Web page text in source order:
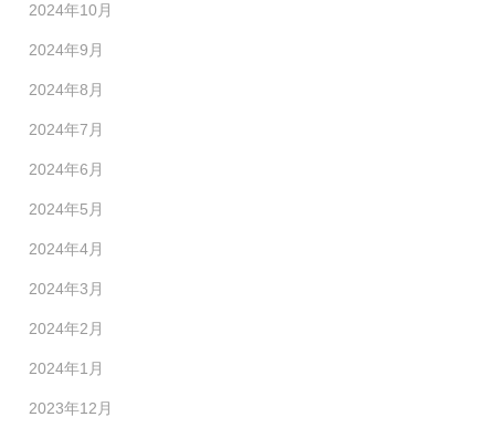
2024年10月
2024年9月
2024年8月
2024年7月
2024年6月
2024年5月
2024年4月
2024年3月
2024年2月
2024年1月
2023年12月